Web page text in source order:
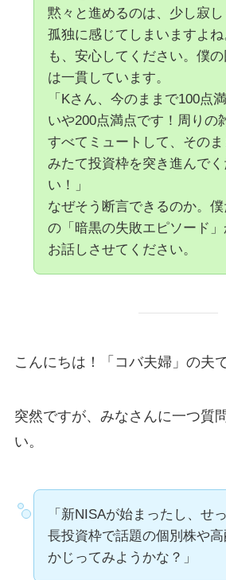
黙々と進めるのは、少し寂し
孤独に感じてしまいますよ
も、安心してください。僕
は一貫しています。
「Kさん、今のままで100点満
いや200点満点です！周りの
すべてミュートして、そのま
みたて投資枠を突き進んでく
い！」
なぜそう断言できるのか。僕
の「暗黒の失敗エピソード」
お話しさせてください。
こんにちは！「コバ夫婦」の夫で
突然ですが、みなさんに一つ質
い。
「新NISAが始まったし、せ
長投資枠で話題の個別株や
かじってみようかな？」